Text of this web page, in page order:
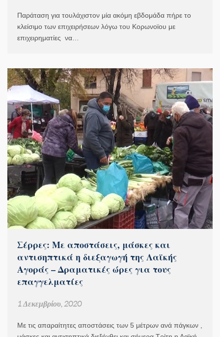
Παράταση για τουλάχιστον μία ακόμη εβδομάδα πήρε το
κλείσιμο των επιχειρήσεων λόγω του Κορωνοϊου με
επιχειρηματίες να…
Σέρρες: Με αποστάσεις, μάσκες και
αντισηπτικά η διεξαγωγή της Λαϊκής
Αγοράς – Δραματικές ώρες για τους
επαγγελματίες
1 Δεκεμβρίου, 2020
Με τις απαραίτητες αποστάσεις των 5 μέτρων ανά πάγκων ,